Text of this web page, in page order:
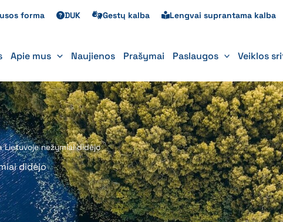
forma DUK Gestų kalba Lengvai suprantama kalba
Apie mus Naujienos Prašymai Paslaugos Veiklos
Lietuvoje nežymiai didėjo
didėjo